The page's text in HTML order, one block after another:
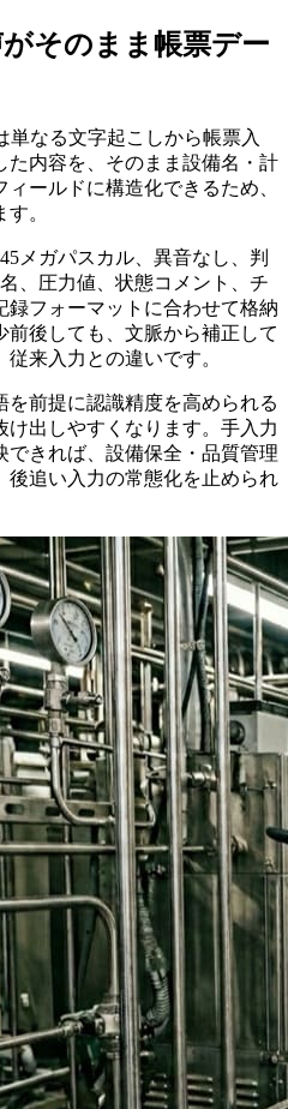
そのまま帳票デー
なる文字起こしから帳票入
た内容を、そのまま設備名・計
ールドに構造化できるため、
。
メガパスカル、異音なし、判
、圧力値、状態コメント、チ
録フォーマットに合わせて格納
後しても、文脈から補正して
来入力との違いです。
前提に認識精度を高められる
出しやすくなります。手入力
できれば、設備保全・品質管理
後追い入力の常態化を止められ